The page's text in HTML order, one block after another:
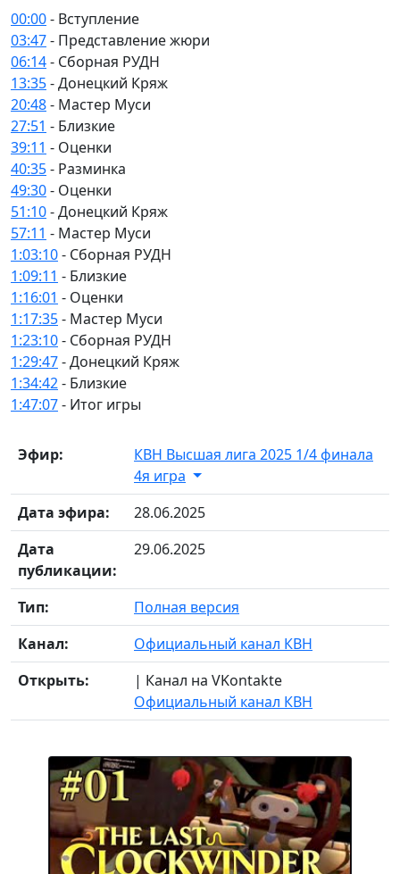
00:00- Вступление
03:47- Представление жюри
06:14- Сборная РУДН
13:35- Донецкий Кряж
20:48- Мастер Муси
27:51 - Близкие
39:11 - Оценки
40:35- Разминка
49:30- Оценки
51:10- Донецкий Кряж
57:11 - Мастер Муси
1:03:10- Сборная РУДН
1:09:11 - Близкие
1:16:01 - Оценки
1:17:35- Мастер Муси
1:23:10- Сборная РУДН
1:29:47- Донецкий Кряж
1:34:42- Близкие
1:47:07- Итог игры
Эфир:
КВН Высшая лига 2025 1/4 финала
4я игра
Дата эфира:
28.06.2025
Дата
публикации:
29.06.2025
Тип:
Полная версия
Канал:
Официальный канал КВН
Открыть:
| Канал на VKontakte
Официальный канал КВН